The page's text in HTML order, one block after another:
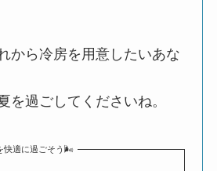
から冷房を用意したいあな
を過ごしてくださいね。
快適に過ごそう🌬️